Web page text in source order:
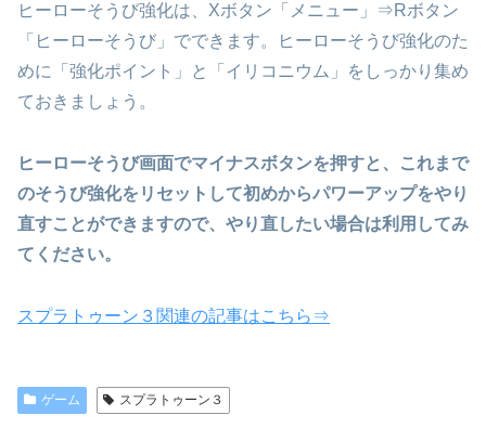
ヒーローそうび強化は、Xボタン「メニュー」⇒Rボタン
「ヒーローそうび」でできます。ヒーローそうび強化のた
めに「強化ポイント」と「イリコニウム」をしっかり集め
ておきましょう。
ヒーローそうび画面でマイナスボタンを押すと、これまで
のそうび強化をリセットして初めからパワーアップをやり
直すことができますので、やり直したい場合は利用してみ
てください。
スプラトゥーン３関連の記事はこちら⇒
ゲーム スプラトゥーン３